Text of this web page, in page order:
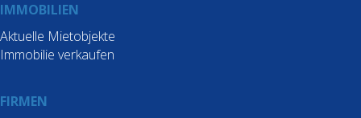
IMMOBILIEN
Aktuelle Mietobjekte
Immobilie verkaufen
FIRMEN